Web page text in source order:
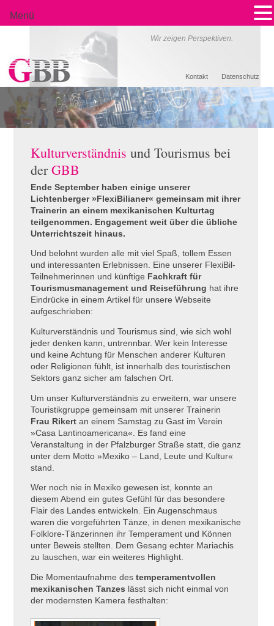
Wir zeigen Perspektiven.
Kontakt Datenschutz
Kulturverständnis und Tourismus bei
derGBB
Ende September haben einige unserer
Lichtenberger »FlexiBilianer« gemeinsam mit ihrer
Trainerin an einem mexikanischen Kulturtag
teilgenommen. Engagement weit über die übliche
Unterrichtszeit hinaus.
Und belohnt wurden alle mit viel Spaß, tollem Essen
und interessanten Erlebnissen. Eine unserer FlexiBil-
Teilnehmerinnen und künftige Fachkraft für
Tourismusmanagement und Reiseführung hat ihre
Eindrücke in einem Artikel für unsere Webseite
aufgeschrieben:
Kulturverständnis und Tourismus sind, wie sich wohl
jeder denken kann, untrennbar. Wer kein Interesse
und keine Achtung für Menschen anderer Kulturen
oder Religionen fühlt, ist innerhalb des touristischen
Sektors ganz sicher am falschen Ort.
Um unser Kulturverständnis zu erweitern, war unsere
Touristikgruppe gemeinsam mit unserer Trainerin
Frau Rikertan einem Samstag zu Gast im Verein
»Casa Lantinoamericana«. Es fand eine
Veranstaltung in der Pfalzburger Straße statt, die ganz
unter dem Motto »Mexiko – Land, Leute und Kultur«
stand.
Wer noch nie in Mexiko gewesen ist, konnte an
diesem Abend ein gutes Gefühl für das besondere
Flair des Landes entwickeln. Ein Augenschmaus
waren die vorgeführten Tänze, in denen mexikanische
Folklore-Tänzerinnen ihr Temperament und Können
unter Beweis stellten. Dem Gesang echter Mariachis
zu lauschen, war ein weiteres Highlight.
Die Momentaufnahme des temperamentvollen
mexikanischen Tanzes lässt sich nicht einmal von
der modernsten Kamera festhalten:
Menü